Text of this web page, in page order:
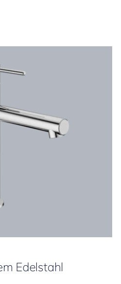
Edelstahl